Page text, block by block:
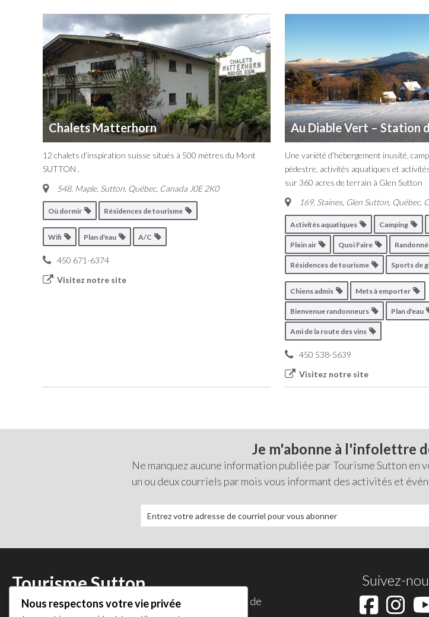
Chalets Matterhorn
12 chalets d’inspiration suisse situés à 500 mètres du Mont
SUTTON .
548, Maple, Sutton, Québec, Canada J0E 2K0
Où dormir Résidences de tourisme
Wifi Plan d'eau A/C
450 671-6374
Visitez notre site
Au Diable Vert – Station
Une variété d’hébergement inusité,
pédestre, activités aquatiques et
sur 360 acres de terrain à Glen Sutton
169, Staines, Glen Sutton Québec,
Activités aquatiques Camping
Plein air Quoi Faire
Résidences de tourisme Sports de
Chiens admis Mets à emporter
Bienvenue randonneurs Plan d'eau
Ami de la route des vins
450 538-5639
Visitez notre site
Je m'abonne à l'infolettre
Ne manquez aucune information publiée par Tourisme Sutton
un ou deux courriels par mois vous informant des activités et
Tourisme Sutton
Tourisme Sutton est une initiative de la
Corporation de
Suivez-
Nous respectons votre vie privée